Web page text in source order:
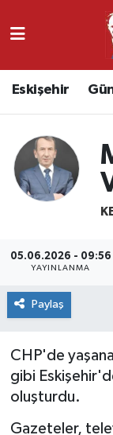
Eskişehir
05.06.2026 - 09:56
YAYINLANMA
Paylaş
CHP'de
gibi
oluşturdu.
Gazeteler,
Ekonomi
Güncel
Magazin
Resmi
Siyaset
Spor
Nöbetçi
Namaz
Trafik
Süper Lig
Tüm
Son